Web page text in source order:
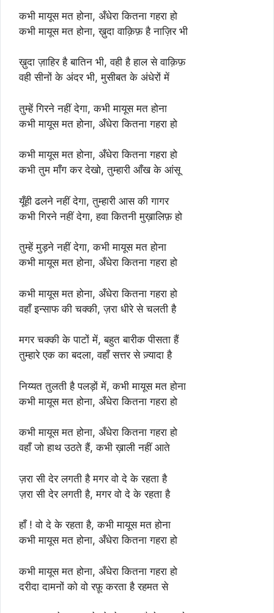
कभी मायूस मत होना, अँधेरा कितना गहरा हो
कभी मायूस मत होना, ख़ुदा वाक़िफ़ है नाज़िर भी
ख़ुदा ज़ाहिर है बातिन भी, वही है हाल से वाक़िफ़
वही सीनों के अंदर भी, मुसीबत के अंधेरों में
तुम्हें गिरने नहीं देगा, कभी मायूस मत होना
कभी मायूस मत होना, अँधेरा कितना गहरा हो
कभी मायूस मत होना, अँधेरा कितना गहरा हो
कभी तुम माँग कर देखो, तुम्हारी आँख के आंसू
यूँही ढलने नहीं देगा, तुम्हारी आस की गागर
कभी गिरने नहीं देगा, हवा कितनी मुख़ालिफ़ हो
तुम्हें मुड़ने नहीं देगा, कभी मायूस मत होना
कभी मायूस मत होना, अँधेरा कितना गहरा हो
कभी मायूस मत होना, अँधेरा कितना गहरा हो
वहाँ इन्साफ की चक्की, ज़रा धीरे से चलती है
मगर चक्की के पाटों में, बहुत बारीक पीसता हैं
तुम्हारे एक का बदला, वहाँ सत्तर से ज़्यादा है
निय्यत तुलती है पलड़ों में, कभी मायूस मत होना
कभी मायूस मत होना, अँधेरा कितना गहरा हो
कभी मायूस मत होना, अँधेरा कितना गहरा हो
वहाँ जो हाथ उठते हैं, कभी ख़ाली नहीं आते
ज़रा सी देर लगती है मगर वो दे के रहता है
ज़रा सी देर लगती है, मगर वो दे के रहता है
हाँ ! वो दे के रहता है, कभी मायूस मत होना
कभी मायूस मत होना, अँधेरा कितना गहरा हो
कभी मायूस मत होना, अँधेरा कितना गहरा हो
दरीदा दामनों को वो रफ़ू करता है रहमत से